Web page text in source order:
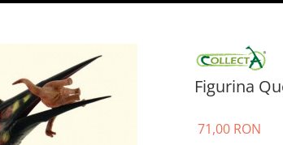
Figurina
71,00 RON